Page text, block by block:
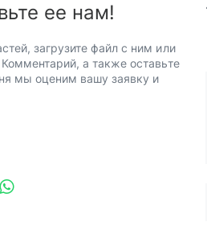
ее нам!
загрузите файл с ним или
а также оставьте
мы оценим вашу заявку и